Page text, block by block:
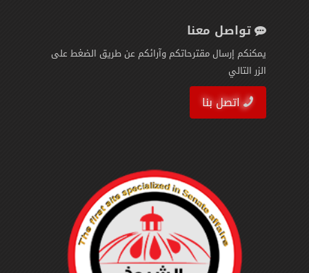
تواصل معنا
يمكنكم إرسال مقترحاتكم وآرائكم عن طريق الضغط على
الزر التالي
اتصل بنا